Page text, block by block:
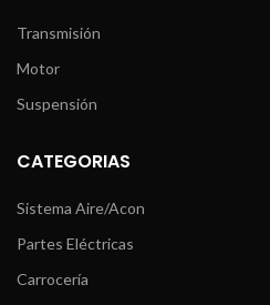
Transmisión
Motor
Suspensión
CATEGORIAS
Sistema Aire/Acon
Partes Eléctricas
Carrocería